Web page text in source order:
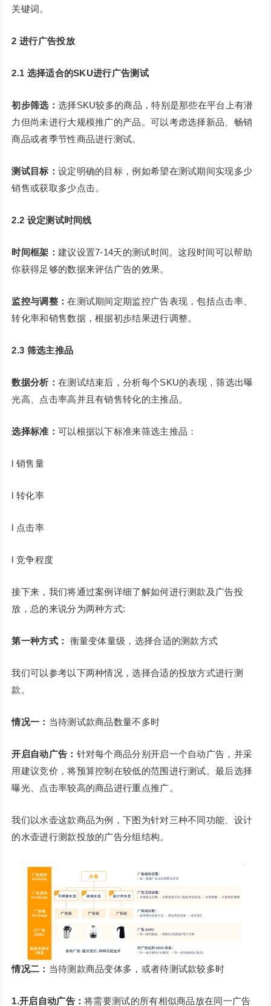
关键词。
2 进行广告投放
2.1 选择适合的SKU进行广告测试
初步筛选： 选择SKU较多的商品，特别是那些在平台上有潜
力但尚未进行大规模推广的产品。可以考虑选择新品、畅销
商品或者季节性商品进行测试。
测试目标： 设定明确的目标，例如希望在测试期间实现多少
销售或获取多少点击。
2.2 设定测试时间线
时间框架： 建议设置7-14天的测试时间。这段时间可以帮助
你获得足够的数据来评估广告的效果。
监控与调整：在测试期间定期监控广告表现，包括点击率、
转化率和销售数据，根据初步结果进行调整。
2.3 筛选主推品
数据分析： 在测试结束后，分析每个SKU的表现，筛选出曝
光高、点击率高并且有销售转化的主推品。
选择标准： 可以根据以下标准来筛选主推品：
l 销售量
l 转化率
l 点击率
l 竞争程度
接下来，我们将通过案例详细了解如何进行测款及广告投
放，总的来说分为两种方式:
第一种方式： 衡量变体量级，选择合适的测款方式
我们可以参考以下两种情况，选择合适的投放方式进行测
款。
情况一： 当待测试款商品数量不多时
开启自动广告： 针对每个商品分别开启一个自动广告，并采
用建议竞价，将预算控制在较低的范围进行测试。最后选择
曝光、点击率较高的商品进行重点推广。
我们以水壶这款商品为例，下图为针对三种不同功能、设计
的水壶进行测款投放的广告分组结构。
情况二： 当待测款商品变体多，或者待测试款较多时
1.开启自动广告：将需要测试的所有相似商品放在同一广告